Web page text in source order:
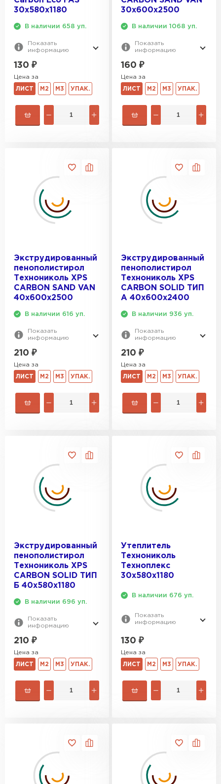
30х580х1180
В наличии 658 уп.
Показать
информацию
130 ₽
Цена за
ЛИСТ М2 М3 УПАК.
30х600х2500
В наличии 1068 уп.
Показать
информацию
160 ₽
Цена за
ЛИСТ М2 М3 УПАК.
Экструдированный
пенополистирол
Технониколь XPS
CARBON SAND VAN
40х600х2500
В наличии 616 уп.
Показать
информацию
210 ₽
Цена за
ЛИСТ М2 М3 УПАК.
Экструдированный
пенополистирол
Технониколь XPS
CARBON SOLID ТИП
A 40х600х2400
В наличии 936 уп.
Показать
информацию
210 ₽
Цена за
ЛИСТ М2 М3 УПАК.
Экструдированный
пенополистирол
Технониколь XPS
CARBON SOLID ТИП
Б 40х580х1180
В наличии 696 уп.
Показать
информацию
210 ₽
Цена за
ЛИСТ М2 М3 УПАК.
Утеплитель
Технониколь
Техноплекс
30х580х1180
В наличии 676 уп.
Показать
информацию
130 ₽
Цена за
ЛИСТ М2 М3 УПАК.